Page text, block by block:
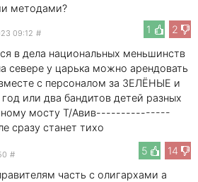
методами?
1
2
09:12 #
в дела национальных меньшинств
севере у царька можно арендовать
с персоналом за ЗЕЛЁНЫЕ и
год или два бандитов детей разных
мосту Т/Авив---------------
сразу станет тихо
5
14
#
часть с олигархами а